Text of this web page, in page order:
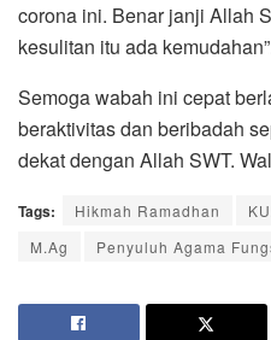
corona ini. Benar janji Allah
kesulitan itu ada
Semoga wabah ini cepat
beraktivitas dan beribadah
dekat dengan Allah SWT.
Tags: Hikmah Ramadhan
M.Ag
Penyuluh Agama